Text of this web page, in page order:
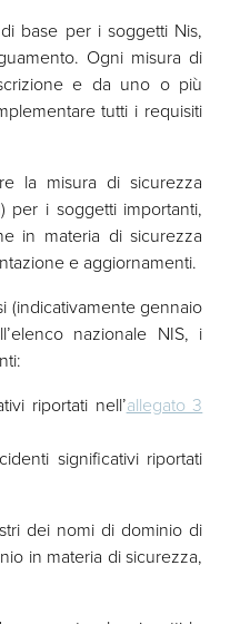
base per i soggetti Nis,
Ogni misura di
e da uno o più
tutti i requisiti
la misura di sicurezza
per i soggetti importanti,
in materia di sicurezza
e aggiornamenti.
(indicativamente gennaio
nazionale NIS, i
riportati nell’allegato 3
significativi riportati
dei nomi di dominio di
in materia di sicurezza,